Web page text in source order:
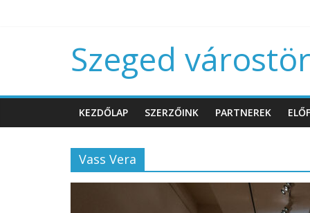
Szeged
KEZDŐLAP SZERZŐINK PARTNEREK
Vass Vera